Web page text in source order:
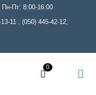
Пн-Пт: 8:00-16:00
11 , (050) 445-42-12,
0